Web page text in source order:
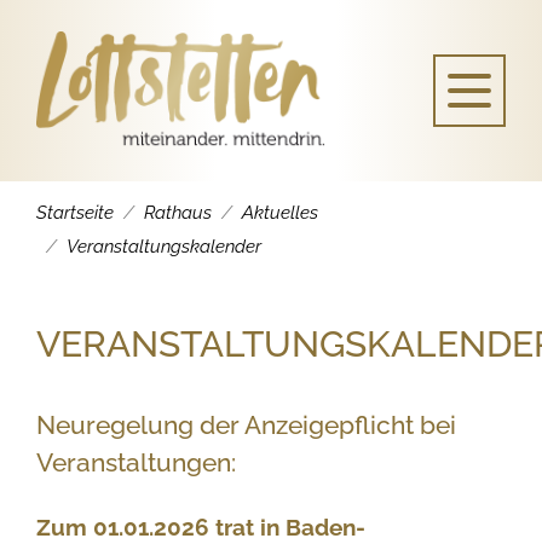
Startseite Rathaus
Aktuelles
Veranstaltungskalender
Neuregelung der Anzeigepflicht bei
Veranstaltungen:
Zum 01.01.2026 trat in Baden-